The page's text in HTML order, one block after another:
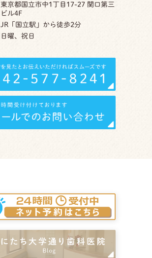
東京都国立市中1丁目17-27 関口第三
ビル4F
JR「国立駅」から徒歩2分
日曜、祝日